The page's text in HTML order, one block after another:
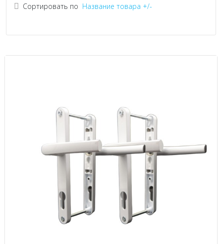
Сортировать по Название товара +/-